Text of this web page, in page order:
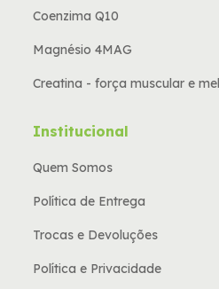
Coenzima Q10
Magnésio 4MAG
Creatina - força muscular e
Institucional
Quem Somos
Política de Entrega
Trocas e Devoluções
Política e Privacidade